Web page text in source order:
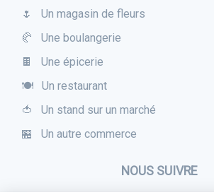
🌷 Un magasin de fleurs
🥐 Une boulangerie
🍫 Une épicerie
🍽 Un restaurant
🍅 Un stand sur un marché
🏪 Un autre commerce
NOUS SUIVRE